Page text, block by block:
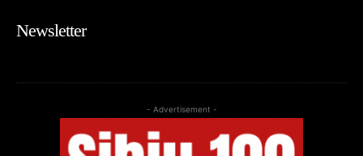
Newsletter
- Advertisement -